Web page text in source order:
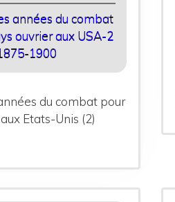
années du combat
ouvrier aux USA-2
1900
du combat pour
Etats-Unis (2)